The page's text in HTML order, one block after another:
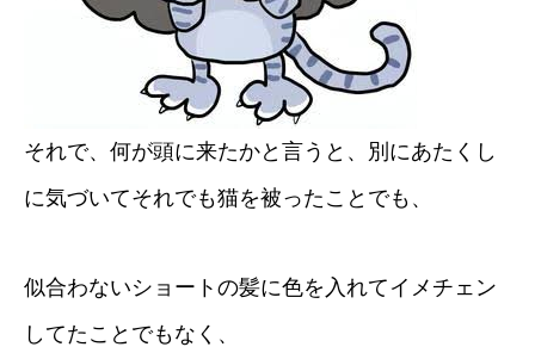
それで、何が頭に来たかと言うと、別にあたくし
に気づいてそれでも猫を被ったことでも、
似合わないショートの髪に色を入れてイメチェン
してたことでもなく、